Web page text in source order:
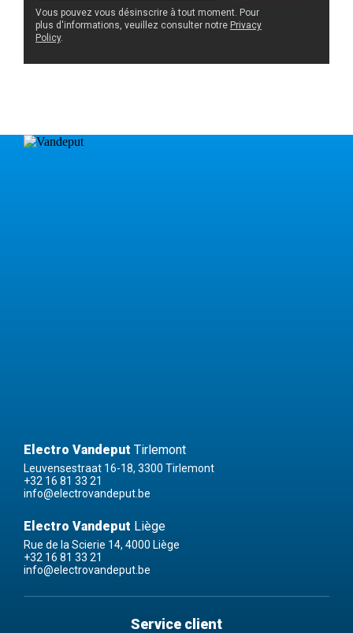
Vous pouvez vous désinscrire à tout moment. Pour
plus d'informations, veuillez consulter notre Privacy
Policy.
Electro Vandeput Tirlemont
Leuvensestraat 16-18, 3300 Tirlemont
+32 16 81 33 21
info@electrovandeput.be
Electro Vandeput Liège
Rue de la Scierie 14, 4000 Liège
+32 16 81 33 21
info@electrovandeput.be
Service client